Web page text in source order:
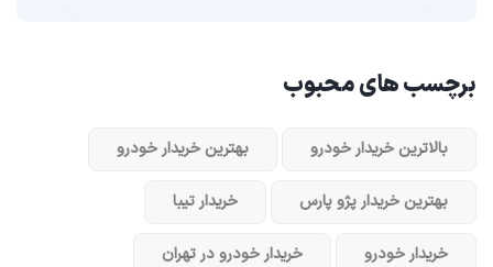
برچسب های محبوب
بالاترین خریدار خودرو بهترین خریدار خودرو
بهترین خریدار پژو پارس خریدار تیبا
خریدار خودرو خریدار خودرو در تهران